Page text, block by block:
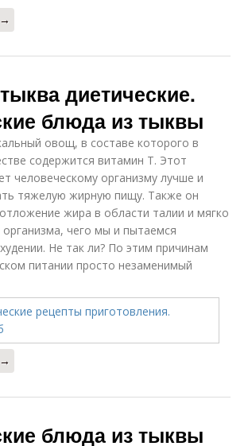
диетические.
блюда из тыквы
овощ, в составе которого в
содержится витамин Т. Этот
человеческому организму лучше и
тяжелую жирную пищу. Также он
жира в области талии и мягко
чего мы и пытаемся
Не так ли? По этим причинам
питании просто незаменимый
блюда из тыквы